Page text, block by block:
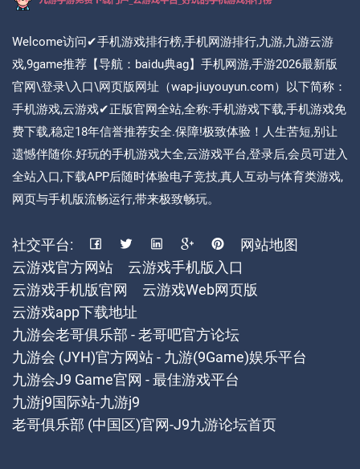
Welcome访问✔手机游戏排行榜,手机网游排行,九游,九游云游
戏,9game推荐【导航：baidu典ag】手机网游,手游2026最新版
官网\登录\入口\网页版网址（wap-jiuyouyun.com）以下简称：
手机游戏,云游戏✔正版官网全站,全称:手机游戏下载,手机游戏免
费下载,稳定18年信誉推荐安全.保障!极致体验！人生苦短,别让
遗憾伴随你.好玩的手机游戏大全,云游戏平台,登录后,会员可进入
全站入口,下载APP后随时体验电子竞技,真人互动与体育类游戏,
网页与手机版流畅运行,带来极致畅玩。
社交平台:
网站地图
云游戏官方网站
云游戏手机版入口
云游戏手机版官网
云游戏Web网页版
云游戏app下载地址
九游会老哥俱乐部 - 老哥吧官方论坛
九游会 (JYH)官方网站 - 九游(9Game)娱乐平台
九游会J9 Game官网 - 最佳游戏平台
九游j9国际站-九游j9
老哥俱乐部 (中国区)官网-J9九游论坛首页